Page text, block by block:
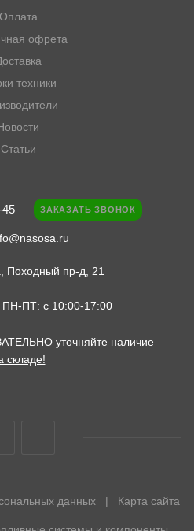
Оплата
офрета
техники
Статьи
45 ЗАКАЗАТЬ ЗВОНОК
Походный пр-д, 21
ПТ: с 10:00-17:00
уточняйте наличие
складе!
данных | Карта сайта